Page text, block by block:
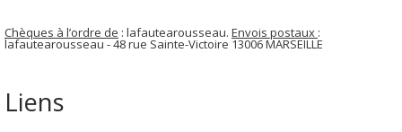
Chèques à l’ordre de : lafautearousseau. Envois postaux :
lafautearousseau - 48 rue Sainte-Victoire 13006 MARSEILLE
Liens